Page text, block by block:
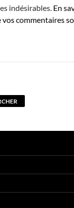
indésirables. En
vos commentaires